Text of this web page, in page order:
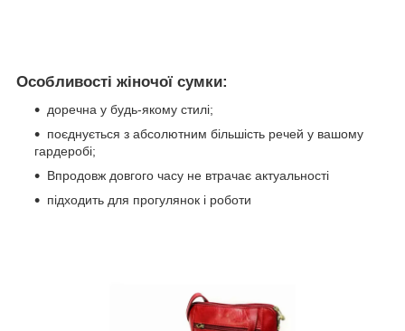
Особливості жіночої сумки:
доречна у будь-якому стилі;
поєднується з абсолютним більшість речей у вашому
гардеробі;
Впродовж довгого часу не втрачає актуальності
підходить для прогулянок і роботи